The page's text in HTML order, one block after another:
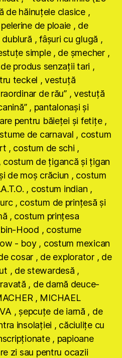
de hăinuţele clasice ,
de ploaie , de
, fâşuri cu glugă ,
simple , de şmecher ,
produs senzaţii tari ,
teckel , vestuţă
de rău” , vestuţă
, pantalonaşi şi
pentru băieţei şi fetiţe ,
de carnaval , costum
, costum de schi ,
costum de ţigancă şi ţigan
de moş crăciun , costum
, costum indian ,
, costum de prinţesă şi
, costum prinţesa
Hood , costume
- boy , costum mexican
cosar , de explorator , de
, de stewardesă ,
, de damă deuce-
, MICHAEL
, şepcuţe de iarnă , de
insolaţiei , căciuliţe cu
, papioane
zi sau pentru ocazii